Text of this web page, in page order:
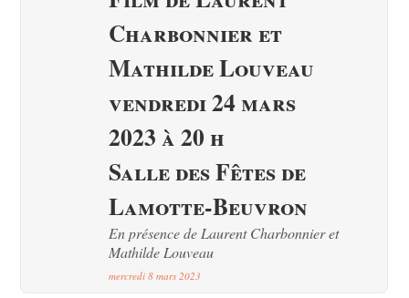
Charbonnier et
Mathilde Louveau
vendredi 24 mars
2023 à 20 h
Salle des Fêtes de
Lamotte-Beuvron
En présence de Laurent Charbonnier et
Mathilde Louveau
mercredi 8 mars 2023